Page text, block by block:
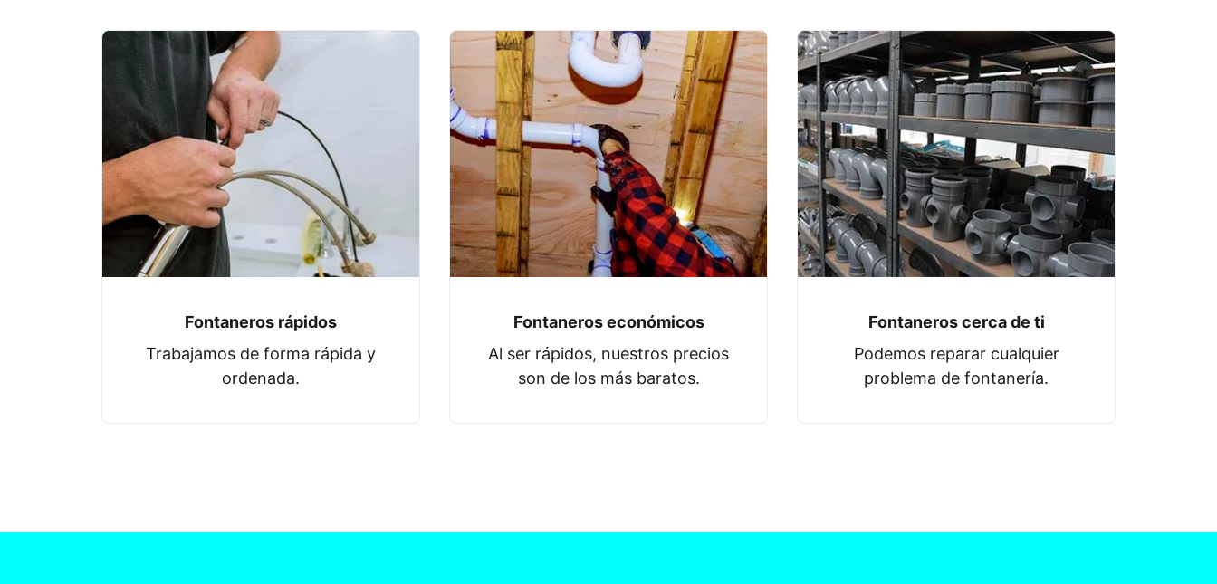
Fontaneros rápidos
Trabajamos de forma rápida y
ordenada.
Fontaneros económicos
Al ser rápidos, nuestros precios
son de los más baratos.
Fontaneros cerca de ti
Podemos reparar cualquier
problema de fontanería.